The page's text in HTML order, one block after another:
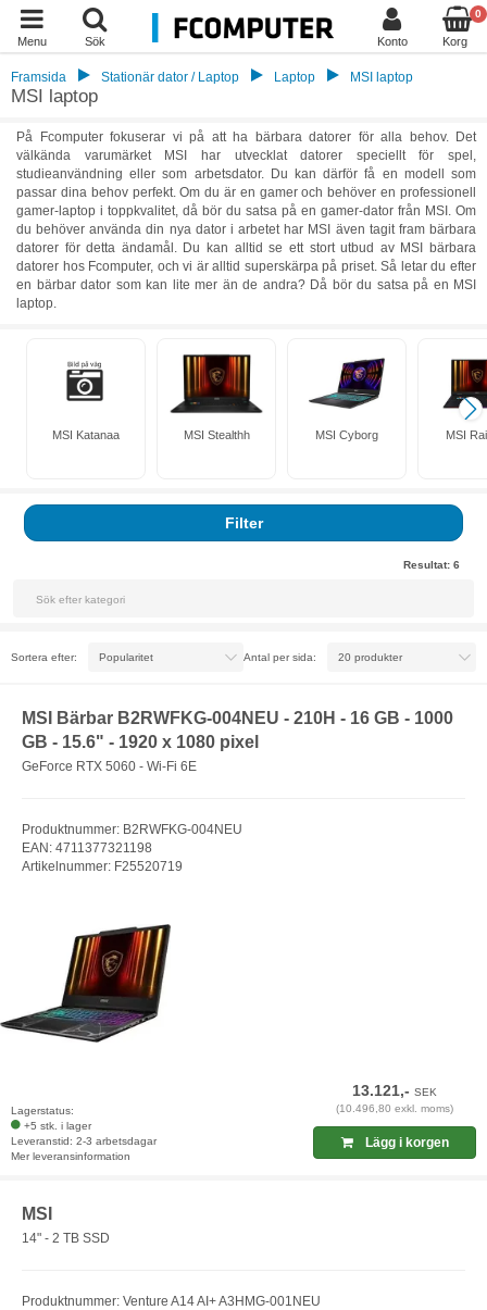
Menu Sök Konto
0
Korg
Framsida Stationär dator / Laptop Laptop MSI laptop
MSI laptop
På Fcomputer fokuserar vi på att ha bärbara datorer för alla behov. Det
välkända varumärket MSI har utvecklat datorer speciellt för spel,
studieanvändning eller som arbetsdator. Du kan därför få en modell som
passar dina behov perfekt. Om du är en gamer och behöver en professionell
gamer-laptop i toppkvalitet, då bör du satsa på en gamer-dator från MSI. Om
du behöver använda din nya dator i arbetet har MSI även tagit fram bärbara
datorer för detta ändamål. Du kan alltid se ett stort utbud av MSI bärbara
datorer hos Fcomputer, och vi är alltid superskärpa på priset. Så letar du efter
en bärbar dator som kan lite mer än de andra? Då bör du satsa på en MSI
laptop.
MSI Katanaa MSI Stealthh MSI Cyborg MSI
Filter
Resultat: 6
Sortera efter: Antal per sida:
MSI Bärbar B2RWFKG-004NEU - 210H - 16 GB - 1000
GB - 15.6" - 1920 x 1080 pixel
GeForce RTX 5060 - Wi-Fi 6E
Produktnummer: B2RWFKG-004NEU
EAN: 4711377321198
Artikelnummer: F25520719
Lagerstatus:
+5 stk. i lager
Leveranstid: 2-3 arbetsdagar
Mer leveransinformation
13.121,-SEK
(10.496,80 exkl. moms)
Lägg i korgen
MSI
14" - 2 TB SSD
Produktnummer: Venture A14 AI+ A3HMG-001NEU